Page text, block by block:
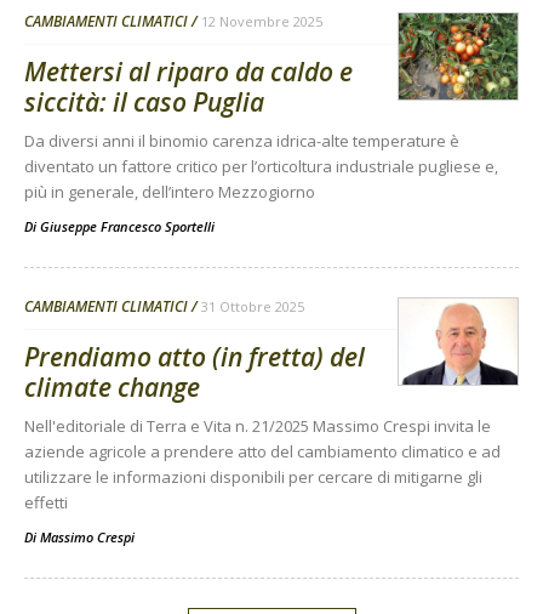
CAMBIAMENTI CLIMATICI 12 Novembre 2025
Mettersi al riparo da caldo e
siccità: il caso Puglia
Da diversi anni il binomio carenza idrica-alte temperature è
diventato un fattore critico per l’orticoltura industriale pugliese e,
più in generale, dell’intero Mezzogiorno
Di Giuseppe Francesco Sportelli
CAMBIAMENTI CLIMATICI 31 Ottobre 2025
Prendiamo atto (in fretta) del
climate change
Nell'editoriale di Terra e Vita n. 21/2025 Massimo Crespi invita le
aziende agricole a prendere atto del cambiamento climatico e ad
utilizzare le informazioni disponibili per cercare di mitigarne gli
effetti
Di Massimo Crespi